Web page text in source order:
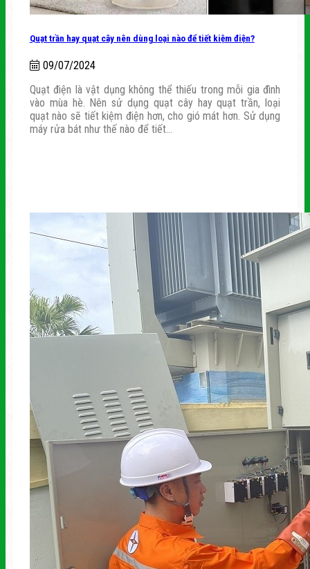
Quạt trần hay quạt cây nên dùng loại nào để tiết kiệm điện?
09/07/2024
Quạt điện là vật dụng không thể thiếu trong mỗi gia đình
vào mùa hè. Nên sử dụng quạt cây hay quạt trần, loại
quạt nào sẽ tiết kiệm điện hơn, cho gió mát hơn. Sử dụng
máy rửa bát như thế nào để tiết...